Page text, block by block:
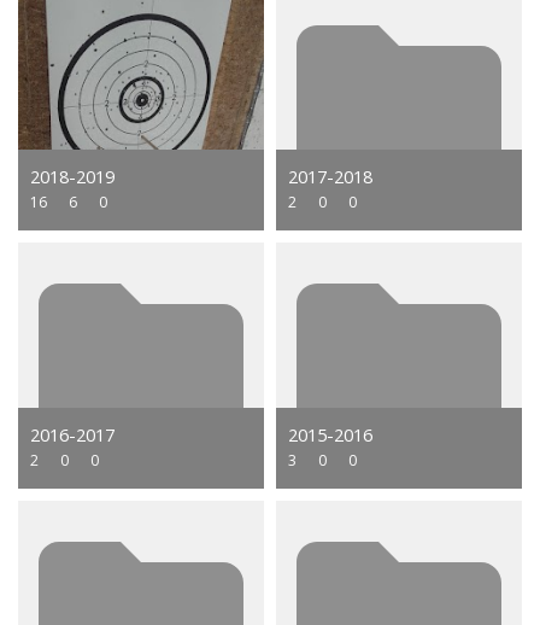
2018-2019
16 6 0
2017-2018
2 0 0
2016-2017
2 0 0
2015-2016
3 0 0